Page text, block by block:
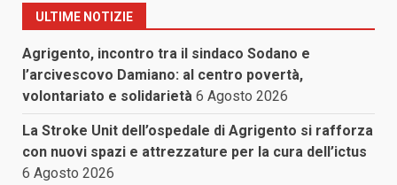
ULTIME NOTIZIE
Agrigento, incontro tra il sindaco Sodano e
l’arcivescovo Damiano: al centro povertà,
volontariato e solidarietà 6 Agosto 2026
La Stroke Unit dell’ospedale di Agrigento si rafforza
con nuovi spazi e attrezzature per la cura dell’ictus
6 Agosto 2026